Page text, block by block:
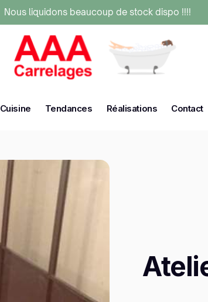
Nous liquidons beaucoup de stock dispo !!!!
Cuisine Tendances Réalisations Contact